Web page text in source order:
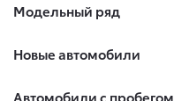
Модельный ряд
Новые автомобили
Автомобили с пробегом